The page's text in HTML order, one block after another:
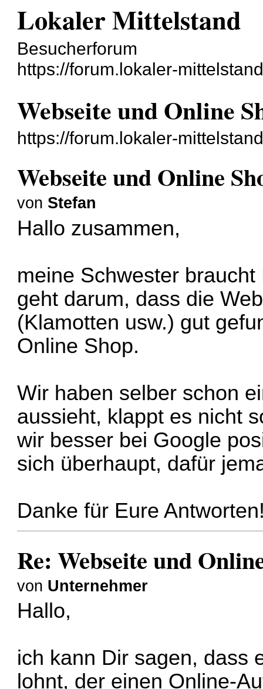
Lokaler Mittelstand
Besucherforum
https://forum.lokaler-
Webseite und Online
https://forum.lokaler-
Webseite und Online
von Stefan
Hallo zusammen,
meine Schwester
geht darum, dass die
(Klamotten usw.) gut
Online Shop.
Wir haben selber schon
aussieht, klappt es nicht
wir besser bei Google
sich überhaupt, dafür
Danke für Eure
Re: Webseite und
von Unternehmer
Hallo,
ich kann Dir sagen, dass
lohnt, der einen Online-